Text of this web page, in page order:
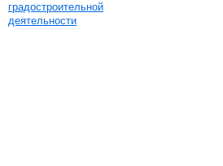
градостроительной
деятельности